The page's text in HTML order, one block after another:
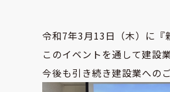
令和7年3月13日（木）に『
このイベントを通して建設
今後も引き続き建設業への